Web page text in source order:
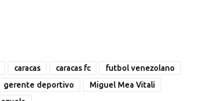
caracas caracas fc
futbol venezolano
gerente deportivo
Miguel Mea Vitali